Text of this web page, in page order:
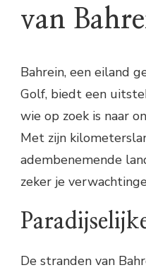
van
Bahrein, een eiland
Golf, biedt een
wie op zoek is naar
Met zijn
adembenemende
zeker je
De stranden van